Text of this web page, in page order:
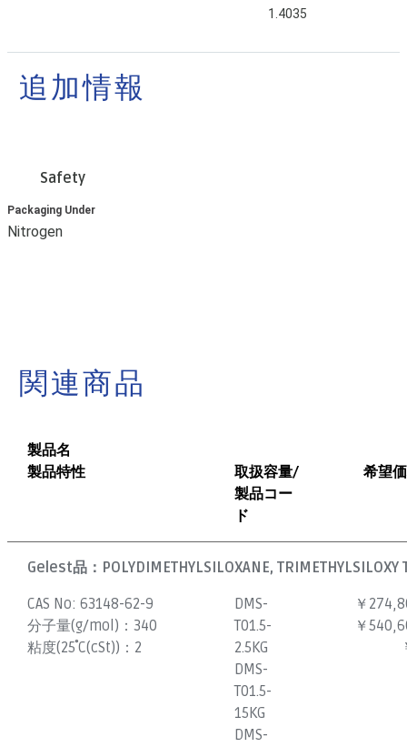
1.4035
追加情報
Safety
Packaging Under
Nitrogen
関連商品
製品名
製品特性
取扱容量/
製品コー
ド
希望
Gelest品： POLYDIMETHYLSILOXANE,
CAS No:63148-62-9
分子量(g/mol)：340
粘度(25˚C(cSt))： 2
DMS-
T01.5-
2.5KG
DMS-
T01.5-
15KG
DMS-
￥
￥